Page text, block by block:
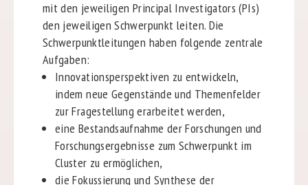
mit den jeweiligen Principal Investigators (PIs)
den jeweiligen Schwerpunkt leiten. Die
Schwerpunktleitungen haben folgende zentrale
Aufgaben:
Innovationsperspektiven zu entwickeln,
indem neue Gegenstände und Themenfelder
zur Fragestellung erarbeitet werden,
eine Bestandsaufnahme der Forschungen und
Forschungsergebnisse zum Schwerpunkt im
Cluster zu ermöglichen,
die Fokussierung und Synthese der